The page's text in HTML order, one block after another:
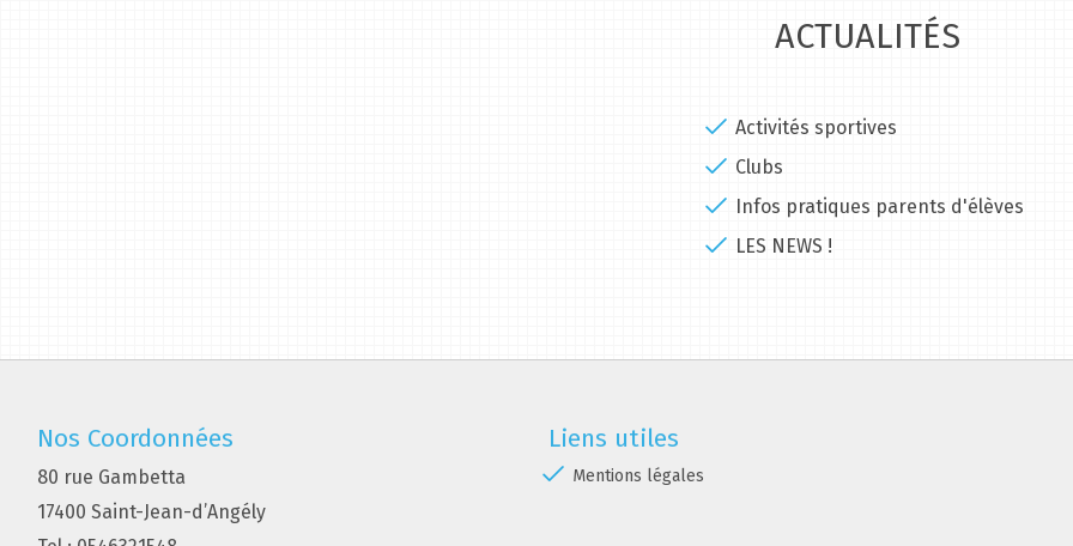
ACTUALITÉS
Activités sportives
Clubs
Infos pratiques parents d'élèves
LES NEWS !
Nos Coordonnées
80 rue Gambetta
17400 Saint-Jean-d’Angély
Liens utiles
Mentions légales